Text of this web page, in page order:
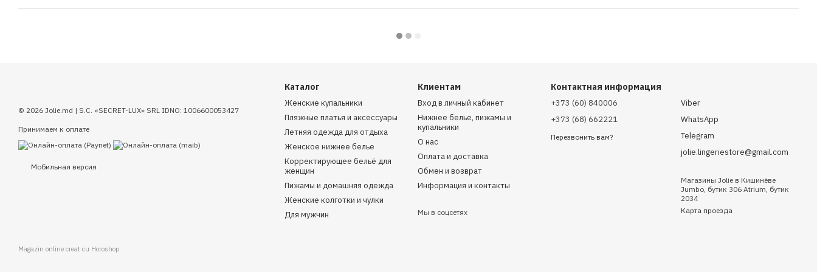
© 2026 Jolie.md | S.C. «SECRET-LUX» SRL IDNO: 1006600053427
Принимаем к оплате
Мобильная версия
Magazin online creat cu Horoshop
Каталог
Женские купальники
Пляжные платья и аксессуары
Летняя одежда для отдыха
Женское нижнее белье
Корректирующее бельё для
женщин
Пижамы и домашняя одежда
Женские колготки и чулки
Для мужчин
Клиентам
Вход в личный кабинет
Нижнее белье, пижамы и
купальники
О нас
Оплата и доставка
Обмен и возврат
Информация и контакты
Мы в соцсетях
Контактная информация
+373 (60) 840006
+373 (68) 662221
Перезвонить вам?
Viber
WhatsApp
Telegram
jolie.lingeriestore@gmail.com
Магазины Jolie в Кишинёве
Jumbo, бутик 306 Atrium, бутик
2034
Карта проезда